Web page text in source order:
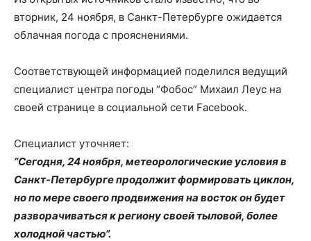
вторник, 24 ноября, в Санкт-Петербурге ожидается
облачная погода с прояснениями.
Соответствующей информацией поделился ведущий
специалист центра погоды “Фобос” Михаил Леус на
своей странице в социальной сети Facebook.
Специалист уточняет:
“Сегодня, 24 ноября, метеорологические условия в
Санкт-Петербурге продолжит формировать циклон,
но по мере своего продвижения на восток он будет
разворачиваться к региону своей тыловой, более
холодной частью”.